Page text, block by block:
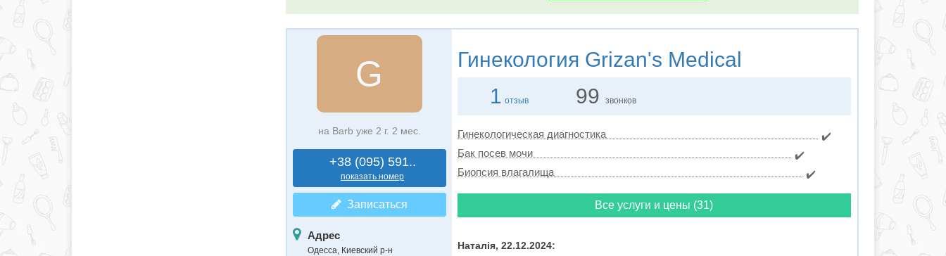
G
на Barb уже 2 г. 2 мес.
+38 (095) 591..
показать номер
Записаться
Адрес
Одесса, Киевский р-н
Гинекология Grizan's Medical
1 отзыв 99 звонков
Гинекологическая диагностика
✔️
Бак посев мочи
✔️
Биопсия влагалища
✔️
Все услуги и цены (31)
Наталія, 22.12.2024: